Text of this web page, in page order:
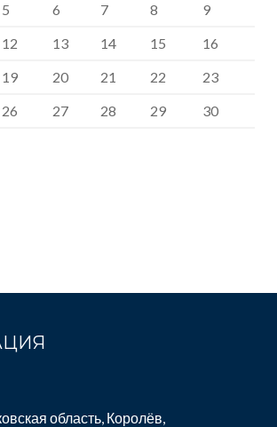
5 6 7 8
9
12 13 14 15
16
19 20 21 22
23
26 27 28 29
30
область, Королёв,